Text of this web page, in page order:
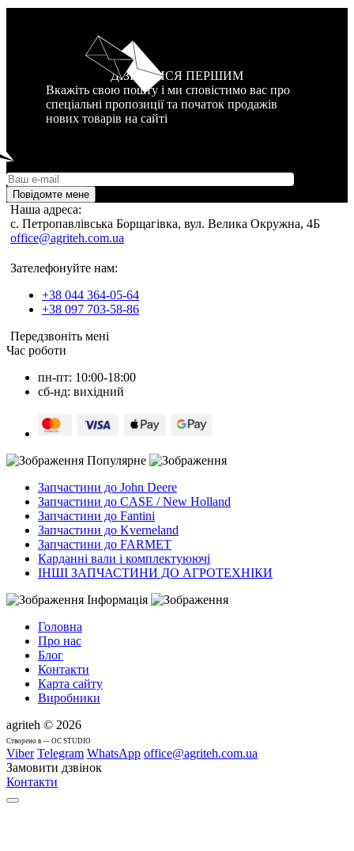
ДІЗНАТИСЯ ПЕРШИМ
Вкажіть свою пошту і ми сповістимо вас про
спеціальні пропозиції та початок продажів
нових товарів на сайті
Повідомте мене
Наша адреса:
c. Петропавлівська Борщагівка, вул. Велика Окружна, 4Б
office@agriteh.com.ua
Зателефонуйте нам:
+38 044 364-05-64
+38 097 703-58-86
Передзвоніть мені
Час роботи
пн-пт: 10:00-18:00
сб-нд: вихідний
Популярне
Запчастини до John Deere
Запчастини до CASE / New Holland
Запчастини до Fantini
Запчастини до Kverneland
Запчастини до FARMET
Карданні вали і комплектуюючі
ІНШІ ЗАПЧАСТИНИ ДО АГРОТЕХНІКИ
Інформація
Головна
Про нас
Блог
Контакти
Карта сайту
Виробники
agriteh © 2026
Cтворено в — OC STUDIO
Viber Telegram WhatsApp office@agriteh.com.ua
Замовити дзвінок
Контакти